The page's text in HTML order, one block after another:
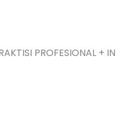
PROFESIONAL +